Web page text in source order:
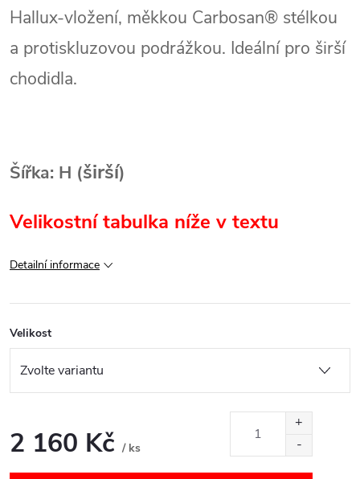
Hallux‑vložení, měkkou Carbosan® stélkou
a protiskluzovou podrážkou. Ideální pro širší
chodidla.
Šířka: H (širší)
Velikostní tabulka níže v textu
Detailní informace
Velikost
2 160 Kč / ks